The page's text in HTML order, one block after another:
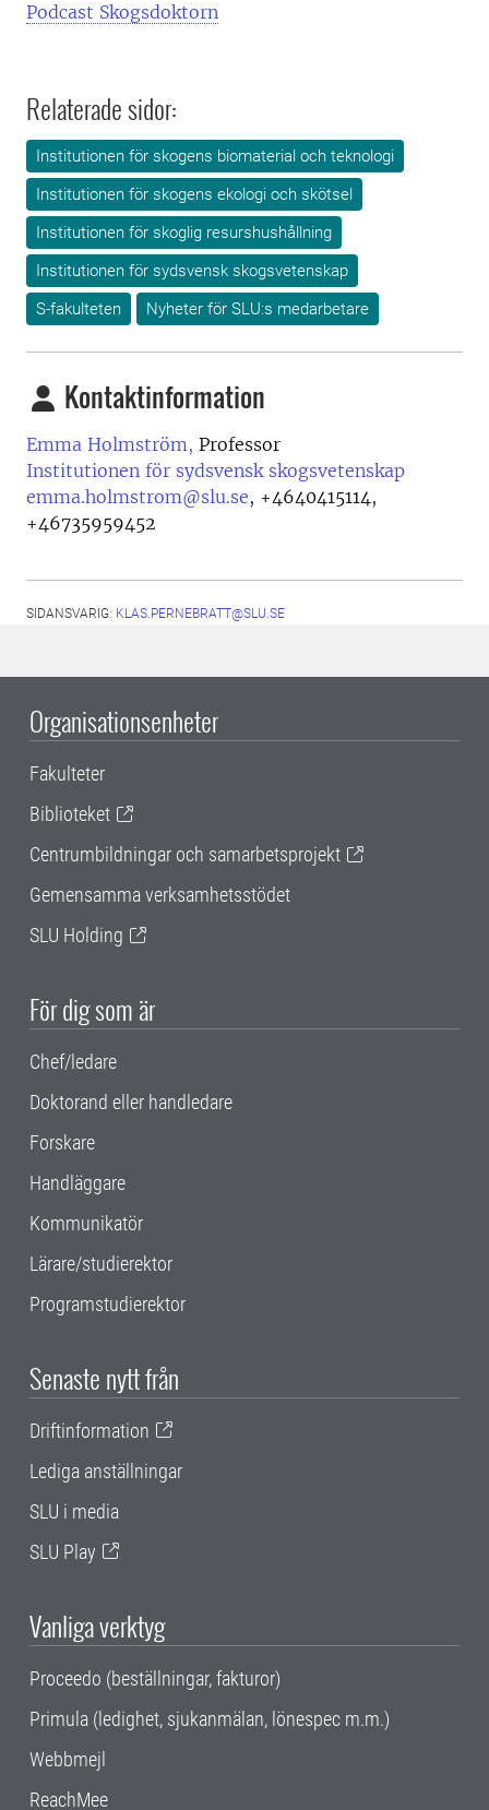
Podcast Skogsdoktorn
Relaterade sidor:
Institutionen för skogens biomaterial och teknologi
Institutionen för skogens ekologi och skötsel
Institutionen för skoglig resurshushållning
Institutionen för sydsvensk skogsvetenskap
S-fakulteten
Nyheter för SLU:s medarbetare
Kontaktinformation
Emma Holmström, Professor
Institutionen för sydsvensk skogsvetenskap
emma.holmstrom@slu.se, +4640415114,
+46735959452
SIDANSVARIG: KLAS.PERNEBRATT@SLU.SE
Organisationsenheter
Fakulteter
Biblioteket
Centrumbildningar och samarbetsprojekt
Gemensamma verksamhetsstödet
SLU Holding
För dig som är
Chef/ledare
Doktorand eller handledare
Forskare
Handläggare
Kommunikatör
Lärare/studierektor
Programstudierektor
Senaste nytt från
Driftinformation
Lediga anställningar
SLU i media
SLU Play
Vanliga verktyg
Proceedo (beställningar, fakturor)
Primula (ledighet, sjukanmälan, lönespec m.m.)
Webbmejl
ReachMee